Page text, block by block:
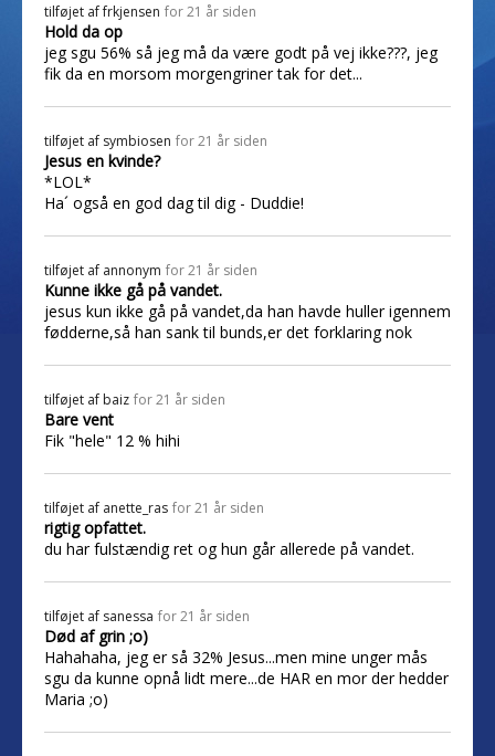
tilføjet affrkjensen for 21 år siden
Hold da op
jeg sgu 56% så jeg må da være godt på vej ikke???, jeg
fik da en morsom morgengriner tak for det...
tilføjet af symbiosen for 21 år siden
Jesus en kvinde?
*LOL*
Ha´ også en god dag til dig - Duddie!
tilføjet af annonym for 21 år siden
Kunne ikke gå på vandet.
jesus kun ikke gå på vandet,da han havde huller igennem
fødderne,så han sank til bunds,er det forklaring nok
tilføjet af baiz for 21 år siden
Bare vent
Fik "hele" 12 % hihi
tilføjet af anette_ras for 21 år siden
rigtig opfattet.
du har fulstændig ret og hun går allerede på vandet.
tilføjet af sanessa for 21 år siden
Død af grin ;o)
Hahahaha, jeg er så 32% Jesus...men mine unger mås
sgu da kunne opnå lidt mere...de HAR en mor der hedder
Maria ;o)